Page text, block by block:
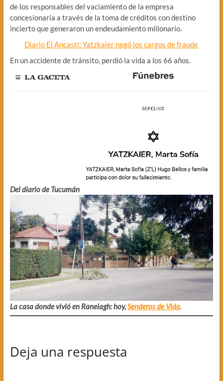
de los responsables del vaciamiento de la empresa
concesionaria a través de la toma de créditos con destino
incierto que generaron un endeudamiento millonario.
Diario El Ancasti: Yatzkaier negó los cargos de fraude
En un accidente de tránsito, perdió la vida a los 66 años.
Del diario de Tucumán
La casa donde vivió en Ranelagh: hoy,Senderos de Vida.
Deja una respuesta